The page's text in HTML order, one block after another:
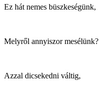
Ez hát nemes büszkeségünk,
Melyről annyiszor mesélünk?
Azzal dicsekedni váltig,